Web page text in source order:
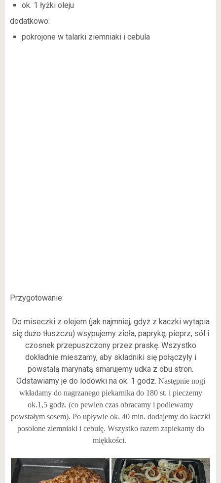
ok. 1 łyżki oleju
dodatkowo:
pokrojone w talarki ziemniaki i cebula
Przygotowanie:
Do miseczki z olejem (jak najmniej, gdyż z kaczki wytapia
się dużo tłuszczu) wsypujemy zioła, paprykę, pieprz, sól i
czosnek przepuszczony przez praskę. Wszystko
dokładnie mieszamy, aby składniki się połączyły i
powstałą marynatą smarujemy udka z obu stron.
Odstawiamy je do lodówki na ok. 1 godz. Następnie nogi
wkładamy do nagrzanego piekarnika do 180 st. i pieczemy
ok.1,5 godz. (co pewien czas obracamy i podlewamy
powstałym sosem). Po upływie ok. 40 min. dodajemy do kaczki
posolone ziemniaki i cebulę. Wszystko razem zapiekamy do
miękkości.